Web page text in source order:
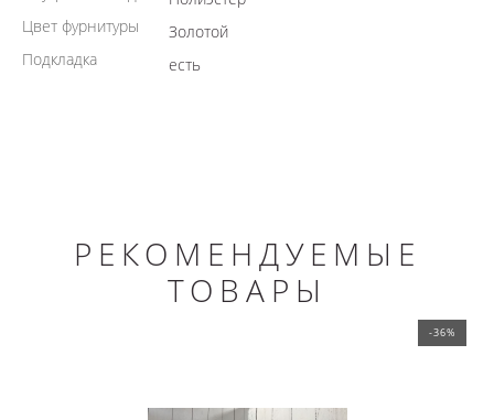
Цвет фурнитуры
Золотой
Подкладка
есть
РЕКОМЕНДУЕМЫЕ
ТОВАРЫ
-36%